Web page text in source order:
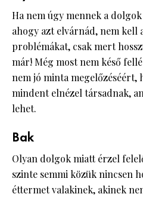
Ha nem úgy mennek a
ahogy azt elvárnád, nem kell
problémákat, csak mert
már! Még most nem késő
nem jó minta megelőzéséért,
mindent elnézel társadnak,
lehet.
Bak
Olyan dolgok miatt érzel
szinte semmi közük nincsen
éttermet valakinek, akinek